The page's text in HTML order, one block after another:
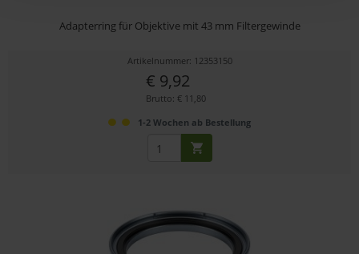
Adapterring für Objektive mit 43 mm Filtergewinde
Artikelnummer: 12353150
€ 9,92
Brutto: € 11,80
1-2 Wochen ab Bestellung